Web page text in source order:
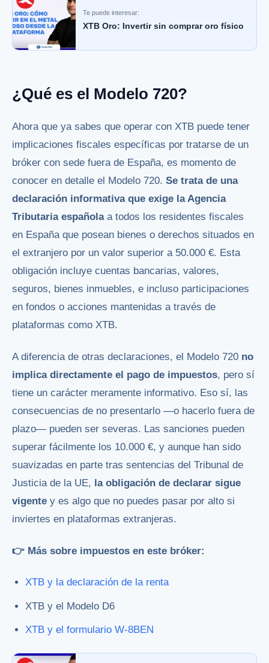
Te puede interesar:
XTB Oro: Invertir sin comprar oro físico
¿Qué es el Modelo 720?
Ahora que ya sabes que operar con XTB puede tener
implicaciones fiscales específicas por tratarse de un
bróker con sede fuera de España, es momento de
conocer en detalle el Modelo 720. Se trata de una
declaración informativa que exige la Agencia
Tributaria españolaa todos los residentes fiscales
en España que posean bienes o derechos situados en
el extranjero por un valor superior a 50.000 €. Esta
obligación incluye cuentas bancarias, valores,
seguros, bienes inmuebles, e incluso participaciones
en fondos o acciones mantenidas a través de
plataformas como XTB.
A diferencia de otras declaraciones, el Modelo 720 no
implica directamente el pago de impuestos, pero sí
tiene un carácter meramente informativo. Eso sí, las
consecuencias de no presentarlo —o hacerlo fuera de
plazo— pueden ser severas. Las sanciones pueden
superar fácilmente los 10.000 €, y aunque han sido
suavizadas en parte tras sentencias del Tribunal de
Justicia de la UE, la obligación de declarar sigue
vigente y es algo que no puedes pasar por alto si
inviertes en plataformas extranjeras.
👉 Más sobre impuestos en este bróker:
XTB y la declaración de la renta
XTB y el Modelo D6
XTB y el formulario W-8BEN